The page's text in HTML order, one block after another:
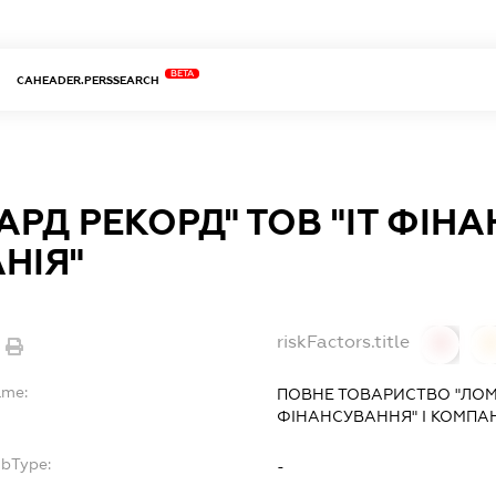
CAHEADER.PERSSEARCH
BETA
РЕКОРД" ТОВ "ІТ
riskFactors.title
ПОВНЕ ТОВАРИСТВО
ФІНАНСУВАННЯ" І
-